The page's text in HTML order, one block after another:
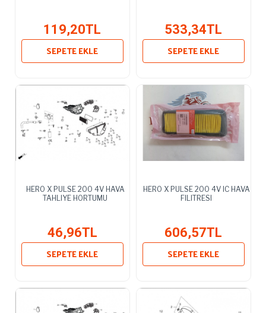
119,20TL
SEPETE EKLE
533,34TL
SEPETE EKLE
HERO X PULSE 200 4V HAVA
TAHLIYE HORTUMU
46,96TL
SEPETE EKLE
HERO X PULSE 200 4V IC HAVA
FILITRESI
606,57TL
SEPETE EKLE